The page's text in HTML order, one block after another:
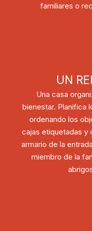
familiares o
UN
Una casa
bienestar. Planifica
ordenando los
cajas etiquetadas y
armario de la
miembro de la